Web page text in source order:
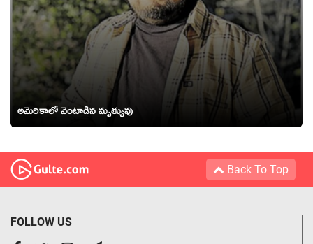
అమెరికాలో వెంటాడిన మృత్యువు
Back To Top
FOLLOW US